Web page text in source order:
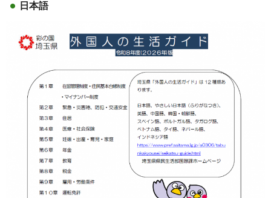
日本語